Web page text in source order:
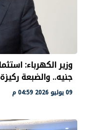
جنيه.. والضبعة
09 يوليو 2026 04:59 م